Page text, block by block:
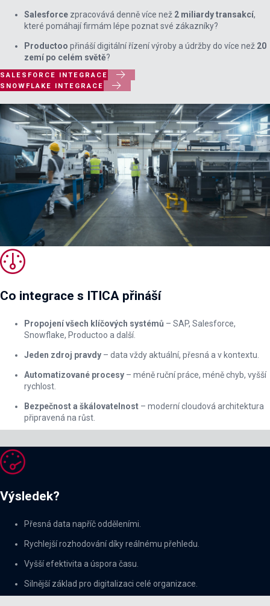
Salesforce zpracovává denně více než 2 miliardy transakcí,
které pomáhají firmám lépe poznat své zákazníky?
Productoo přináší digitální řízení výroby a údržby do více než 20
zemí po celém světě?
SALESFORCE INTEGRACE 
SNOWFLAKE INTEGRACE 

Co integrace s ITICA přináší
Propojení všech klíčových systémů – SAP, Salesforce,
Snowflake, Productoo a další.
Jeden zdroj pravdy – data vždy aktuální, přesná a v kontextu.
Automatizované procesy – méně ruční práce, méně chyb, vyšší
rychlost.
Bezpečnost a škálovatelnost – moderní cloudová architektura
připravená na růst.

Výsledek?
Přesná data napříč odděleními.
Rychlejší rozhodování díky reálnému přehledu.
Vyšší efektivita a úspora času.
Silnější základ pro digitalizaci celé organizace.